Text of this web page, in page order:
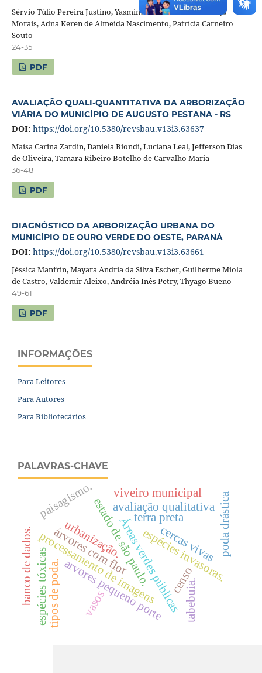
Sérvio Túlio Pereira Justino, Yasmim Yathiara Gomes Araújo
Morais, Adna Keren de Almeida Nascimento, Patrícia Carneiro
Souto
24-35
PDF
AVALIAÇÃO QUALI-QUANTITATIVA DA ARBORIZAÇÃO
VIÁRIA DO MUNICÍPIO DE AUGUSTO PESTANA - RS
DOI: https://doi.org/10.5380/revsbau.v13i3.63637
Maísa Carina Zardin, Daniela Biondi, Luciana Leal, Jefferson Dias
de Oliveira, Tamara Ribeiro Botelho de Carvalho Maria
36-48
PDF
DIAGNÓSTICO DA ARBORIZAÇÃO URBANA DO
MUNICÍPIO DE OURO VERDE DO OESTE, PARANÁ
DOI: https://doi.org/10.5380/revsbau.v13i3.63661
Jéssica Manfrin, Mayara Andria da Silva Escher, Guilherme Miola
de Castro, Valdemir Aleixo, Andréia Inês Petry, Thyago Bueno
49-61
PDF
INFORMAÇÕES
Para Leitores
Para Autores
Para Bibliotecários
PALAVRAS-CHAVE
Áreas verdes públicas
processamento de imagens
espécies tóxicas espécies invasoras.
estado de são paulo.
arvores pequeno porte
avaliação qualitativa
tipos de poda.
paisagismo.
censo
árvores com flor
urbanização. poda drástica
banco de dados.
viveiro municipal
terra preta
vasos
cercas vivas
tabebuia.